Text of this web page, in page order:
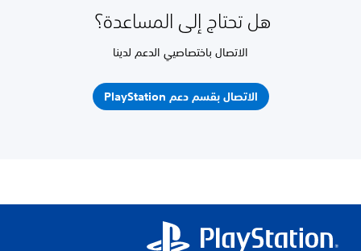
هل تحتاج إلى المساعدة؟
الاتصال باختصاصيي الدعم لدينا
الاتصال بقسم دعم PlayStation